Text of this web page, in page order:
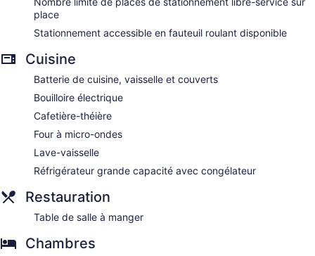
place
Stationnement accessible en fauteuil roulant disponible
Cuisine
Batterie de cuisine, vaisselle et couverts
Bouilloire électrique
Cafetière-théière
Four à micro-ondes
Lave-vaisselle
Réfrigérateur grande capacité avec congélateur
Restauration
Table de salle à manger
Chambres